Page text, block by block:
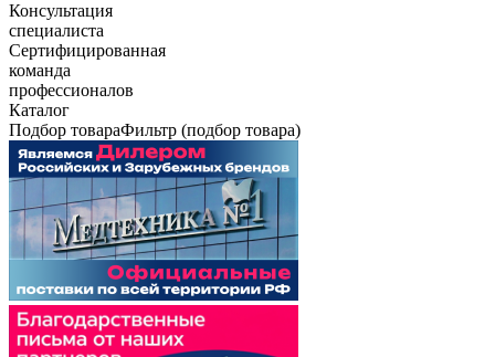
Консультация
специалиста
Сертифицированная
команда
профессионалов
Каталог
Подбор товараФильтр (подбор товара)